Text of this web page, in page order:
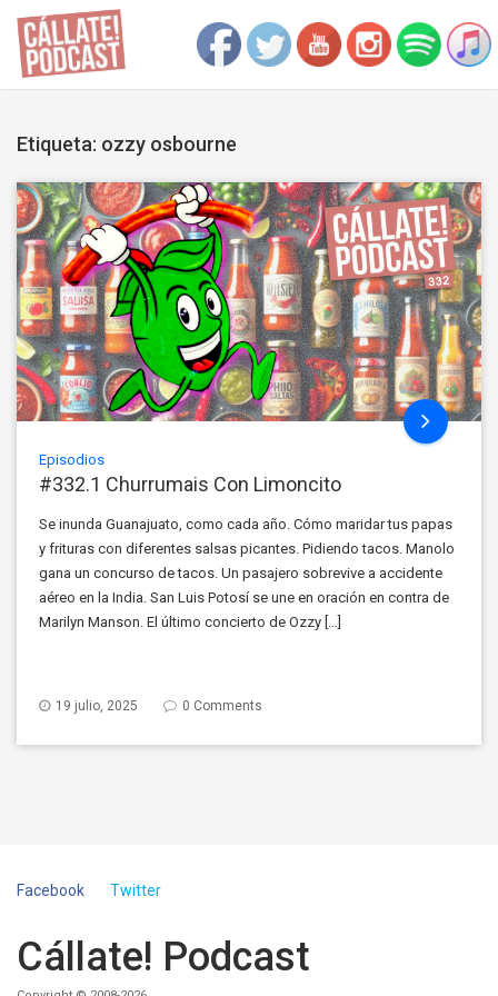
Etiqueta: ozzy osbourne
Episodios
#332.1 Churrumais Con Limoncito
Se inunda Guanajuato, como cada año. Cómo maridar tus papas
y frituras con diferentes salsas picantes. Pidiendo tacos. Manolo
gana un concurso de tacos. Un pasajero sobrevive a accidente
aéreo en la India. San Luis Potosí se une en oración en contra de
Marilyn Manson. El último concierto de Ozzy […]
19 julio, 2025 0 Comments
Facebook Twitter
Cállate! Podcast